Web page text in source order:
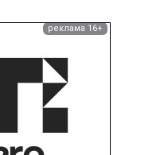
реклама 16+